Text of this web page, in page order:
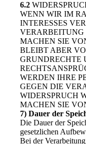
6.2
WENN WIR IM
INTERESSES
VERARBEITUNG
MACHEN SIE
BLEIBT ABER
GRUNDRECHTE
WERDEN IHRE
GEGEN DIE
WIDERSPRUCH
MACHEN SIE
7) Dauer der
Die Dauer der
gesetzlichen
Bei der